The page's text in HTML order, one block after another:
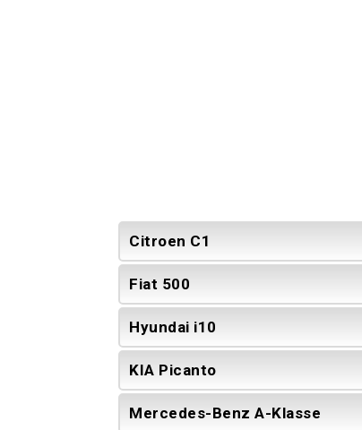
Citroen C1
Fiat 500
Hyundai i10
KIA Picanto
Mercedes-Benz A-Klasse